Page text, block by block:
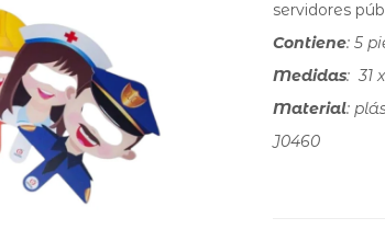
servidores
Contiene: 5
Medidas: 31
Material:
J0460